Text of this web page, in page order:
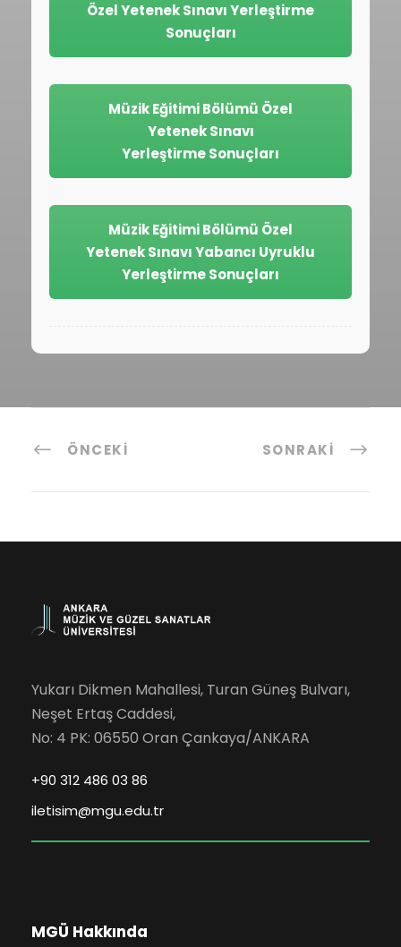
Özel Yetenek Sınavı Yerleştirme
Sonuçları
Müzik Eğitimi Bölümü Özel
Yetenek Sınavı
Yerleştirme Sonuçları
Müzik Eğitimi Bölümü Özel
Yetenek Sınavı Yabancı Uyruklu
Yerleştirme Sonuçları
ÖNCEKI SONRAKI
Yukarı Dikmen Mahallesi, Turan Güneş Bulvarı,
Neşet Ertaş Caddesi,
No: 4 PK: 06550 Oran Çankaya/ANKARA
+90 312 486 03 86
iletisim@mgu.edu.tr
MGÜ Hakkında